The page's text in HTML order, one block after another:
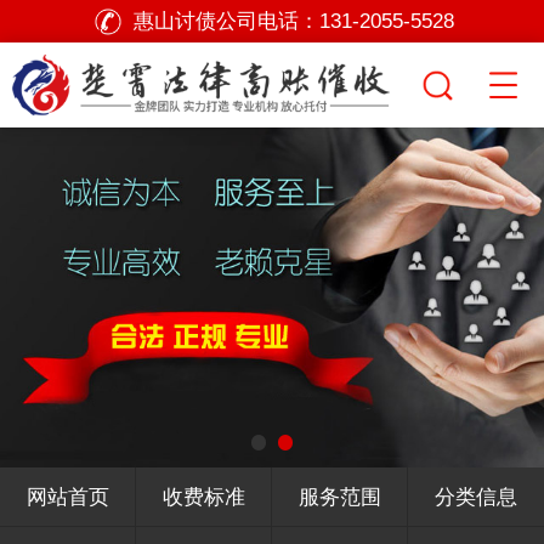
惠山讨债公司电话： 131-2055-5528
网站首页 收费标准 服务范围 分类信息